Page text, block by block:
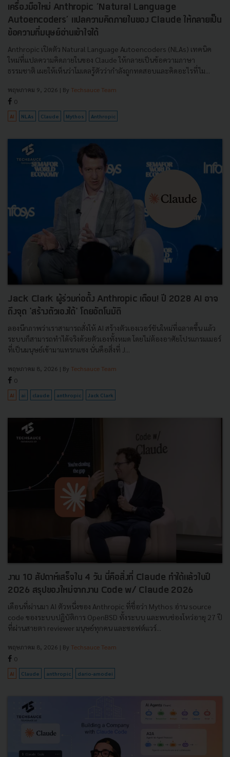
เครื่องมือใหม่ Anthropic ‘Natural Language
Autoencoders’ แปลความคิดภายในของ Claude ให้กลายเป็น
ข้อความที่มนุษย์อ่านเข้าใจได้
Anthropic เปิดตัว Natural Language Autoencoders (NLAs) เทคนิค
ใหม่ที่แปลความคิดภายในของ Claude ให้กลายเป็นข้อความภาษา
ธรรมชาติ เผยให้เห็นว่าโมเดลรู้ตัวว่ากำลังถูกทดสอบและคิดอะไรที่ไม...
พฤษภาคม 9, 2026 | By Techsauce Team
0
AI NLAs Claude Mythos Anthropic
Jack Clark ผู้ร่วมก่อตั้ง Anthropic เตือน! ปี 2028 AI อาจ
ถึงจุด 'สร้างตัวเองได้' โดยอัตโนมัติ
ลองนึกภาพว่าเราสามารถสั่งให้ AI สร้างตัวเองเวอร์ชันใหม่ที่ฉลาดขึ้น แล้ว
ระบบก็สามารถทำได้จริงด้วยตัวเองทั้งหมด โดยไม่ต้องอาศัยโปรแกรมเมอร์
ที่เป็นมนุษย์เข้ามาแทรกแซง นั่นคือสิ่งที่ J...
พฤษภาคม 8, 2026 | By Techsauce Team
0
AI ai claude anthropic Jack Clark
งาน 10 สัปดาห์เสร็จใน 4 วัน นี่คือสิ่งที่ Claude ทำได้แล้วในปี
2026 สรุปของใหม่จากงาน Code w/ Claude 2026
เดือนที่ผ่านมา AI ตัวหนึ่งของ Anthropic ที่ชื่อว่า Mythos อ่าน source
code ของระบบปฏิบัติการ OpenBSD ทั้งระบบ และพบช่องโหว่อายุ 27 ปี
ที่ผ่านสายตา reviewer มนุษย์ทุกคน และซอฟต์แวร์...
พฤษภาคม 8, 2026 | By Techsauce Team
0
AI Claude anthropic dario-amodei